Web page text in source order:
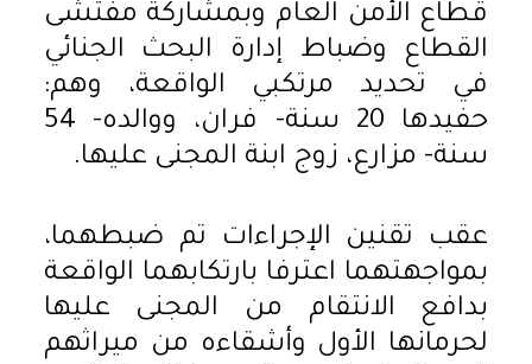
قطاع الأمن العام وبمشاركة مفتشى
القطاع وضباط إدارة البحث الجنائي
في تحديد مرتكبي الواقعة، وهم:
حفيدها 20 سنة- فران، ووالده- 54
سنة- مزارع، زوج ابنة المجنى عليها.
عقب تقنين الإجراءات تم ضبطهما،
بمواجهتهما اعترفا بارتكابهما الواقعة
بدافع الانتقام من المجنى عليها
لحرمانها الأول وأشقاءه من ميراثهم